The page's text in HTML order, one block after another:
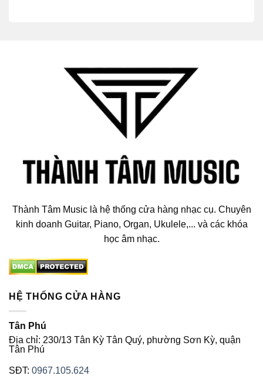
Thành Tâm Music là hệ thống cửa hàng nhạc cụ. Chuyên
kinh doanh Guitar, Piano, Organ, Ukulele,... và các khóa
học âm nhạc.
HỆ THỐNG CỬA HÀNG
Tân Phú
Địa chỉ: 230/13 Tân Kỳ Tân Quý, phường Sơn Kỳ, quận
Tân Phú
SĐT: 0967.105.624